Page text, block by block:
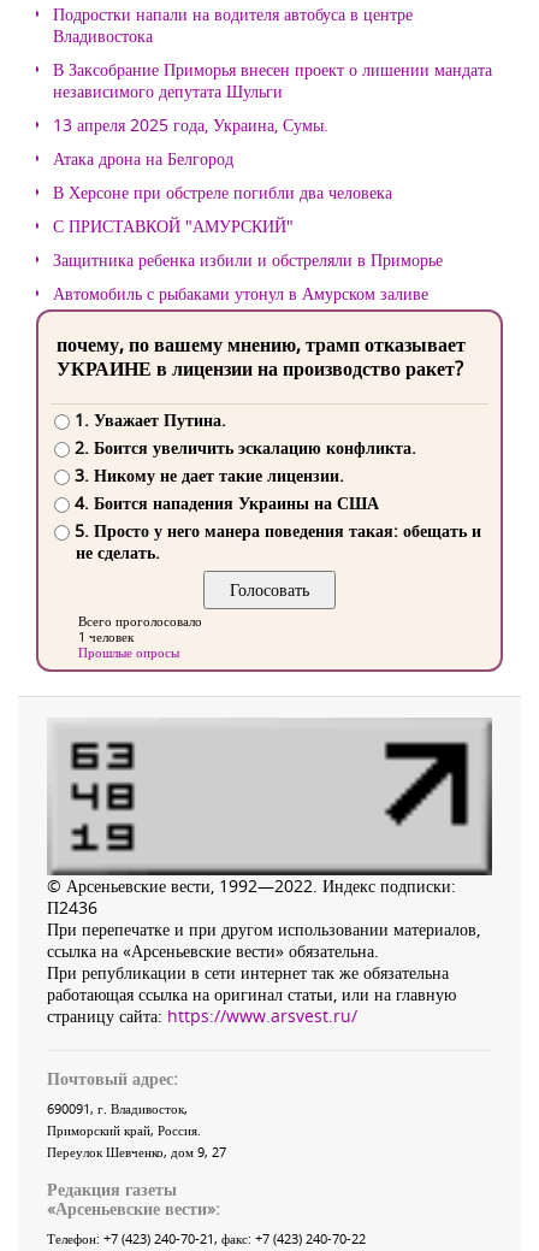
Подростки напали на водителя автобуса в центре
Владивостока
В Заксобрание Приморья внесен проект о лишении мандата
независимого депутата Шульги
13 апреля 2025 года, Украина, Сумы.
Атака дрона на Белгород
В Херсоне при обстреле погибли два человека
С ПРИСТАВКОЙ "АМУРСКИЙ"
Защитника ребенка избили и обстреляли в Приморье
Автомобиль с рыбаками утонул в Амурском заливе
почему, по вашему мнению, трамп отказывает
УКРАИНЕ в лицензии на производство ракет?
1. Уважает Путина.
2. Боится увеличить эскалацию конфликта.
3. Никому не дает такие лицензии.
4. Боится нападения Украины на США
5. Просто у него манера поведения такая: обещать и
не сделать.
Всего проголосовало
1 человек
Прошлые опросы
© Арсеньевские вести, 1992—2022. Индекс подписки:
П2436
При перепечатке и при другом использовании материалов,
ссылка на «Арсеньевские вести» обязательна.
При републикации в сети интернет так же обязательна
работающая ссылка на оригинал статьи, или на главную
страницу сайта: https://www.arsvest.ru/
Почтовый адрес:
690091, г. Владивосток,
Приморский край, Россия
Переулок Шевченко, дом 9, 27
Редакция газеты
«Арсеньевские вести»:
Телефон: +7 (423) 240-70-21, факс: +7 (423) 240-70-22